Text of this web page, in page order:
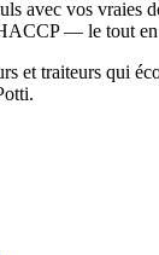
avec vos vraies
— le tout
et traiteurs qui